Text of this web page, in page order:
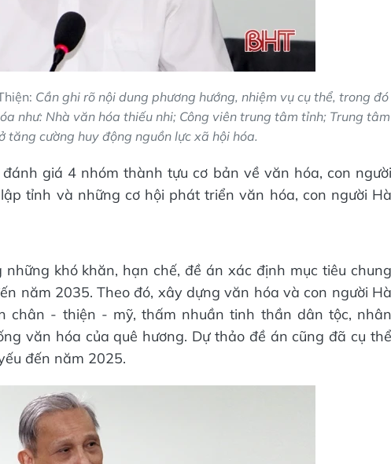
Cần ghi rõ nội dung phương hướng, nhiệm vụ cụ thể, trong đó
như: Nhà văn hóa thiếu nhi; Công viên trung tâm tỉnh; Trung tâm
tăng cường huy động nguồn lực xã hội hóa.
giá 4 nhóm thành tựu cơ bản về văn hóa, con người
tỉnh và những cơ hội phát triển văn hóa, con người Hà
khó khăn, hạn chế, đề án xác định mục tiêu chung
năm 2035. Theo đó, xây dựng văn hóa và con người Hà
chân - thiện - mỹ, thấm nhuần tinh thần dân tộc, nhân
văn hóa của quê hương. Dự thảo đề án cũng đã cụ thể
đến năm 2025.